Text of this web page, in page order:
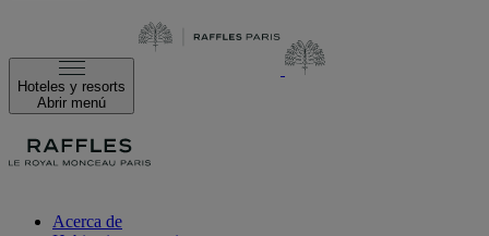
Hoteles y resorts
Abrir menú
Acerca de